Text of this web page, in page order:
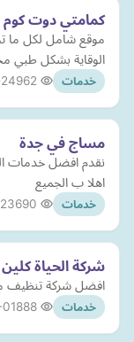
كمامتي دوت كوم
موقع شامل لكل ما
الوقاية بشكل طبي
خدمات
مساج في جدة
نقدم افضل خدمات
اهلا ب الجميع
خدمات
شركة الحياة كلين
افضل شركة تنظيف
خدمات